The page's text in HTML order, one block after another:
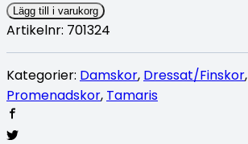
Lägg till i varukorg
Artikelnr: 701324
Kategorier: Damskor, Dressat/Finskor,
Promenadskor, Tamaris